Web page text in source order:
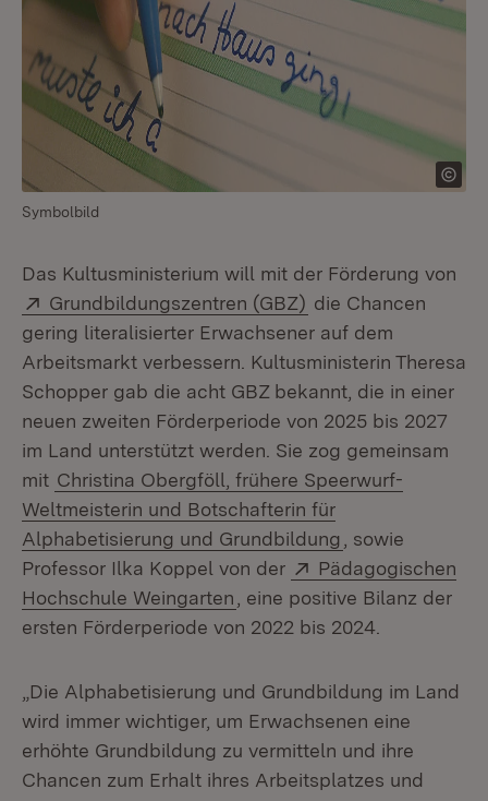
Symbolbild
Das Kultusministerium will mit der Förderung von
Extern:
Grundbildungszentren (GBZ) (Öffnet in neuem
die Chancen
gering literalisierter Erwachsener auf dem
Arbeitsmarkt verbessern. Kultusministerin Theresa
Schopper gab die acht GBZ bekannt, die in einer
neuen zweiten Förderperiode von 2025 bis 2027
im Land unterstützt werden. Sie zog gemeinsam
mit Christina Obergföll, frühere Speerwurf-
Weltmeisterin und Botschafterin für
Alphabetisierung und Grundbildung
, sowie
Professor Ilka Koppel von der
Extern:
Pädagogischen
Hochschule Weingarten (Öffnet in neuem Fenster)
, eine positive Bilanz der
ersten Förderperiode von 2022 bis 2024.
„Die Alphabetisierung und Grundbildung im Land
wird immer wichtiger, um Erwachsenen eine
erhöhte Grundbildung zu vermitteln und ihre
Chancen zum Erhalt ihres Arbeitsplatzes und